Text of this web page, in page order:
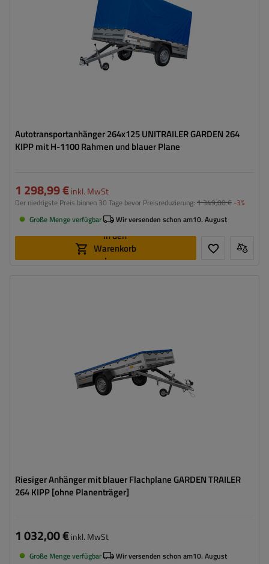
Autotransportanhänger 264x125 UNITRAILER GARDEN 264
KIPP mit H-1100 Rahmen und blauer Plane
Garden Trailer 264 KIPP
Rahmen mit Plane – hohe Ladefläche
Verwendung von verzinktem Stahl
1 298,99 €inkl. MwSt
Der niedrigste Preis binnen 30 Tage bevor Preisreduzierung: 1 349,00 € -3%
Große Menge verfügbar
Wir versenden schon am10. August
In den
Warenkorb
legen
Riesiger Anhänger mit blauer Flachplane GARDEN TRAILER
264 KIPP [ohne Planenträger]
ungebremste Achse bis 750 kg
Flachplane zum Schutz vor Regen
Größte Transportfläche
1 032,00 €inkl. MwSt
Große Menge verfügbar Wir versenden schon am10. August